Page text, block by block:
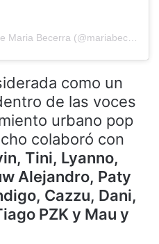
como un
de las voces
urbano pop
colaboró con
Tini, Lyanno,
Alejandro, Paty
Cazzu, Dani,
PZK y Mau y